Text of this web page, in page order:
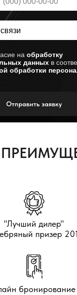
на обработку
данных в
обработки
Отправить заявку
бронирование
"Лучший дилер"
призер